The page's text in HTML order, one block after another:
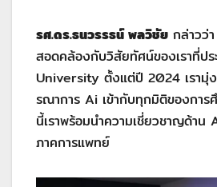
รศ.ดร.ธนวรรธน์ พลวิชัย กล่าวว่
สอดคล้องกับวิสัยทัศน์ของเราที่ป
University ตั้งแต่ปี 2024 เรามุ่ง
รณาการ Ai เข้ากับทุกมิติของการ
นี้เราพร้อมนำความเชี่ยวชาญด้าน
ภาคการแพทย์